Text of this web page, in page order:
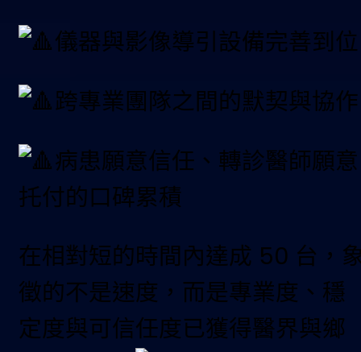
儀器與影像導引設備完善到位
跨專業團隊之間的默契與協作
病患願意信任、轉診醫師願意
托付的口碑累積
在相對短的時間內達成 50 台，
徵的不是速度，而是專業度、穩
定度與可信任度已獲得醫界與鄉